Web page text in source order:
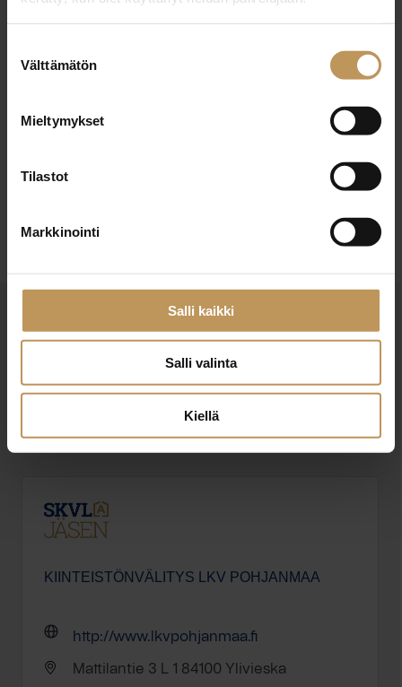
valinta
Välttämätön
Mieltymykset
Tilastot
Markkinointi
Salli kaikki
Salli valinta
Kiellä
Kiinteistönvälittäjä, LKV
Koulutus:
Laillistettu kiinteistönvälittäjä, Laillistettu
Englanti, Ruotsi, Suomi
Miten voin auttaa
asuntoasioissa?
Jätä yhteystietosi, niin otan yhteyttä
KIINTEISTÖNVÄLITYS LKV POHJANMAA
http://www.lkvpohjanmaa.fi
Mattilantie 3 L 1 84100 Ylivieska